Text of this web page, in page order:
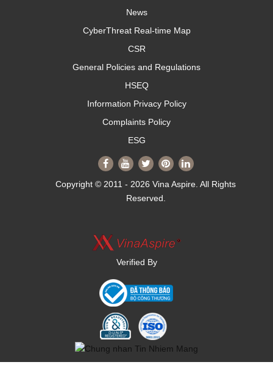
News
CyberThreat Real-time Map
CSR
General Policies and Regulations
HSEQ
Information Privacy Policy
Complaints Policy
ESG
Copyright © 2011 - 2026 Vina Aspire. All Rights
Reserved.
Verified By